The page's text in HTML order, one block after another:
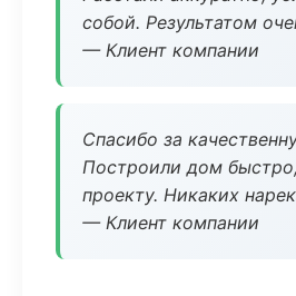
собой. Результатом
— Клиент компании
Спасибо за
Построили дом
проекту. Никаких
— Клиент компании